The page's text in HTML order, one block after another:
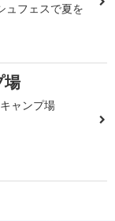
ュフェスで夏を
場
ャンプ場